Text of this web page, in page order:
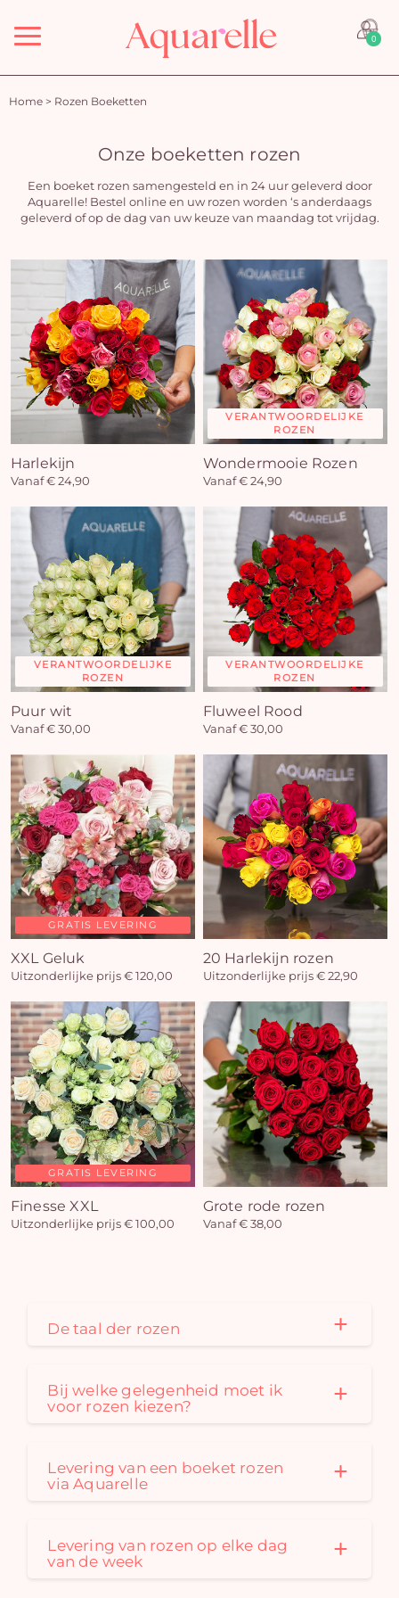
Menu 0
Home > Rozen Boeketten
Onze boeketten rozen
Een boeket rozen samengesteld en in 24 uur geleverd door
Aquarelle! Bestel online en uw rozen worden ‘s anderdaags
geleverd of op de dag van uw keuze van maandag tot vrijdag.
Harlekijn
Vanaf € 24,90
VERANTWOORDELIJKE
ROZEN
Wondermooie Rozen
Vanaf € 24,90
VERANTWOORDELIJKE
ROZEN
Puur wit
Vanaf € 30,00
VERANTWOORDELIJKE
ROZEN
Fluweel Rood
Vanaf € 30,00
GRATIS LEVERING
XXL Geluk
Uitzonderlijke prijs € 120,00
20 Harlekijn rozen
Uitzonderlijke prijs € 22,90
GRATIS LEVERING
Finesse XXL
Uitzonderlijke prijs € 100,00
Grote rode rozen
Vanaf € 38,00
De taal der rozen
Bij welke gelegenheid moet ik
voor rozen kiezen?
Levering van een boeket rozen
via Aquarelle
Levering van rozen op elke dag
van de week